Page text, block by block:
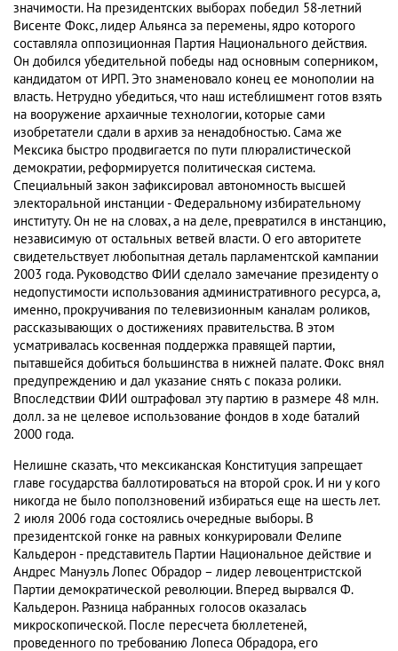
значимости. На президентских выборах победил 58-летний
Висенте Фокс, лидер Альянса за перемены, ядро которого
составляла оппозиционная Партия Национального действия.
Он добился убедительной победы над основным соперником,
кандидатом от ИРП. Это знаменовало конец ее монополии на
власть. Нетрудно убедиться, что наш истеблишмент готов взять
на вооружение архаичные технологии, которые сами
изобретатели сдали в архив за ненадобностью. Сама же
Мексика быстро продвигается по пути плюралистической
демократии, реформируется политическая система.
Специальный закон зафиксировал автономность высшей
электоральной инстанции - Федеральному избирательному
институту. Он не на словах, а на деле, превратился в инстанцию,
независимую от остальных ветвей власти. О его авторитете
свидетельствует любопытная деталь парламентской кампании
2003 года. Руководство ФИИ сделало замечание президенту о
недопустимости использования административного ресурса, а,
именно, прокручивания по телевизионным каналам роликов,
рассказывающих о достижениях правительства. В этом
усматривалась косвенная поддержка правящей партии,
пытавшейся добиться большинства в нижней палате. Фокс внял
предупреждению и дал указание снять с показа ролики.
Впоследствии ФИИ оштрафовал эту партию в размере 48 млн.
долл. за не целевое использование фондов в ходе баталий
2000 года.
Нелишне сказать, что мексиканская Конституция запрещает
главе государства баллотироваться на второй срок. И ни у кого
никогда не было поползновений избираться еще на шесть лет.
2 июля 2006 года состоялись очередные выборы. В
президентской гонке на равных конкурировали Фелипе
Кальдерон - представитель Партии Национальное действие и
Андрес Мануэль Лопес Обрадор – лидер левоцентристской
Партии демократической революции. Вперед вырвался Ф.
Кальдерон. Разница набранных голосов оказалась
микроскопической. После пересчета бюллетеней,
проведенного по требованию Лопеса Обрадора, его